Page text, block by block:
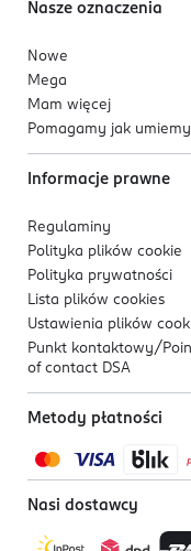
Nasze oznaczenia
Nowe
Mega
Mam więcej
Pomagamy jak umiemy
Informacje prawne
Regulaminy
Polityka plików cookie
Polityka prywatności
Lista plików cookies
Ustawienia plików
Punkt kontaktowy/
of contact DSA
Metody płatności
Nasi dostawcy